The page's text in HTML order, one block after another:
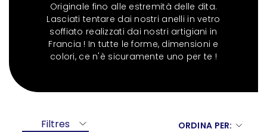
Originale fino alle estremità delle dita.
Lasciati tentare dai nostri anelli in vetro
soffiato realizzati dai nostri artigiani in
Francia ! In tutte le forme, dimensioni e
colori, ce n'è sicuramente uno per te !
Filtres ORDINA PER: